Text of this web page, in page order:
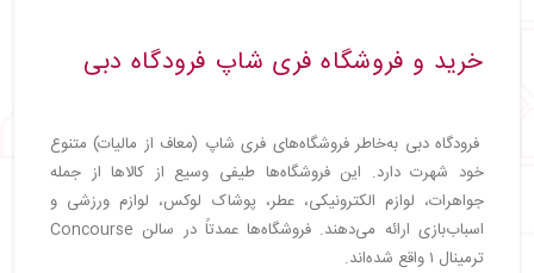
خرید و فروشگاه فری شاپ فرودگاه دبی
فرودگاه دبی به‌خاطر فروشگاه‌های فری شاپ (معاف از مالیات) متنوع
خود شهرت دارد. این فروشگاه‌ها طیفی وسیع از کالاها از جمله
جواهرات، لوازم الکترونیکی، عطر، پوشاک لوکس، لوازم ورزشی و
اسباب‌بازی ارائه می‌دهند. فروشگاه‌ها عمدتاً در سالن Concourse
ترمینال ۱ واقع شده‌اند.